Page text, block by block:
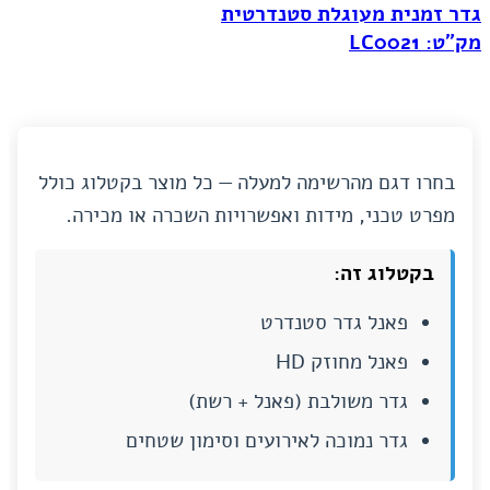
גדר זמנית מעוגלת סטנדרטית
מק"ט: LC0021
בחרו דגם מהרשימה למעלה — כל מוצר בקטלוג כולל
מפרט טכני, מידות ואפשרויות השכרה או מכירה.
בקטלוג זה:
פאנל גדר סטנדרט
פאנל מחוזק HD
גדר משולבת (פאנל + רשת)
גדר נמוכה לאירועים וסימון שטחים